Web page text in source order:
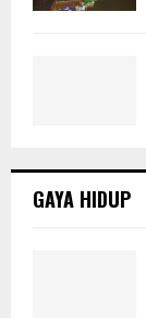
GAYA HIDUP